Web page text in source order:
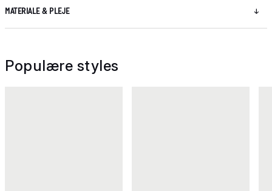
MATERIALE & PLEJE
Populære styles